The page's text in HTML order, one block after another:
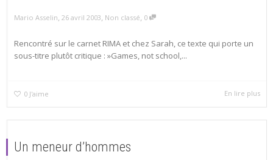
Mario Asselin, 26 avril 2003, Non classé, 0
Rencontré sur le carnet RIMA et chez Sarah, ce texte qui porte un
sous-titre plutôt critique : »Games, not school,...
0 J'aime En lire plus
Un meneur d’hommes